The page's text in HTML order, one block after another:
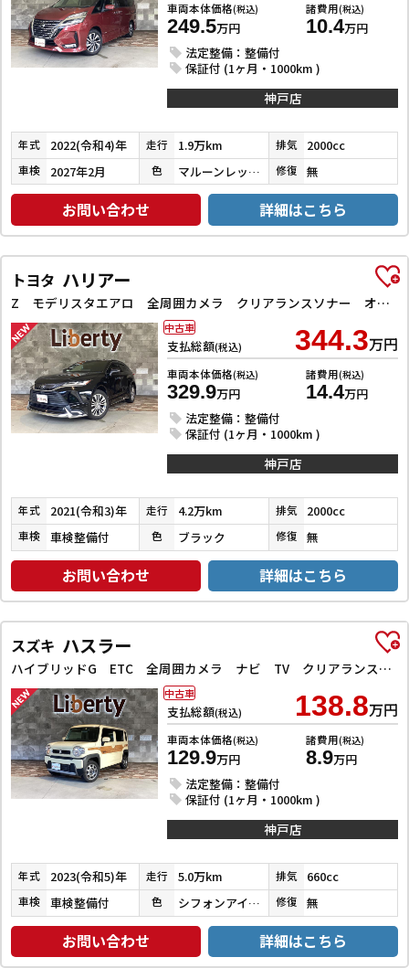
車両本体価格(税込)
249.5万円
諸費用(税込)
10.4万円
法定整備：整備付
保証付 (1ヶ月・1000km )
神戸店
年式 2022(令和4)年 走行 1.9万km 排気 2000cc
車検 2027年2月 色 マルーンレッドマルチフレックスパールメタリック 修復 無
お問い合わせ 詳細はこちら
トヨタ ハリアー
Z モデリスタエアロ 全周囲カメラ クリアランスソナー オートクルーズコントロール レーンアシスト パワーシート 衝突被害軽減システム ナビ TV オートマチックハイビーム オートライト LEDヘッドラン
支払総額(税込) 344.3万円
車両本体価格(税込)
329.9万円
諸費用(税込)
14.4万円
法定整備：整備付
保証付 (1ヶ月・1000km )
中古車
神戸店
年式 2021(令和3)年 走行 4.2万km 排気 2000cc
車検 車検整備付 色 ブラック 修復 無
お問い合わせ 詳細はこちら
スズキ ハスラー
ハイブリッドG ETC 全周囲カメラ ナビ TV クリアランスソナー オートクルーズコントロール レーンアシスト 衝突被害軽減システム オートライト スマートキー アイドリングストップ
支払総額(税込) 138.8万円
車両本体価格(税込)
129.9万円
諸費用(税込)
8.9万円
法定整備：整備付
保証付 (1ヶ月・1000km )
中古車
神戸店
年式 2023(令和5)年 走行 5.0万km 排気 660cc
車検 車検整備付 色 シフォンアイボリーメタリック 修復 無
お問い合わせ 詳細はこちら